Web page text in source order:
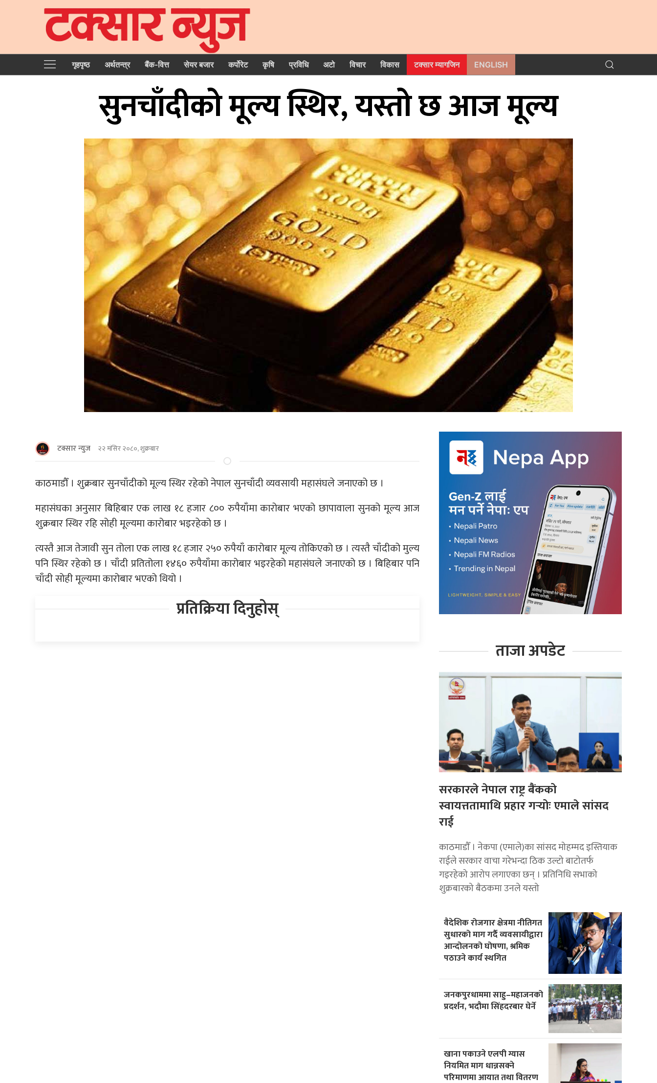
गृहपृष्‍ठ अर्थतन्त्र बैंक-वित्त सेयर बजार कर्पोरेट कृषि प्रविधि अटो विचार विकास टक्सार म्यागजिन ENGLISH
सुनचाँदीको मूल्य स्थिर, यस्तो छ आज मूल्य
टक्सार न्युज २२ मंसिर २०८०, शुक्रबार
काठमाडौँ । शुक्रबार सुनचाँदीको मूल्य स्थिर रहेको नेपाल सुनचाँदी व्यवसायी महासंघले जनाएको छ ।
महासंघका अनुसार बिहिबार एक लाख १८ हजार ८०० रुपैयाँमा कारोबार भएको छापावाला सुनको मूल्य आज
शुक्रबार स्थिर रहि सोही मूल्यमा कारोबार भइरहेको छ ।
त्यस्तै आज तेजावी सुन तोला एक लाख १८ हजार २५० रुपैयाँ कारोबार मूल्य तोकिएको छ । त्यस्तै चाँदीको मुल्य
पनि स्थिर रहेको छ । चाँदी प्रतितोला १४६० रुपैयाँमा कारोबार भइरहेको महासंघले जनाएको छ । बिहिबार पनि
चाँदी सोही मूल्यमा कारोबार भएको थियो ।
प्रतिक्रिया दिनुहोस्
ताजा अपडेट
सरकारले नेपाल राष्ट्र बैंकको
स्वायत्ततामाथि प्रहार गर्‍योः एमाले सांसद
राई
काठमाडाैँ । नेकपा (एमाले)का सांसद मोहम्मद इस्तियाक
राईले सरकार वाचा गरेभन्दा ठिक उल्टो बाटोतर्फ
गइरहेको आरोप लगाएका छन् । प्रतिनिधि सभाको
शुक्रबारको बैठकमा उनले यस्तो
वैदेशिक रोजगार क्षेत्रमा नीतिगत
सुधारको माग गर्दै व्यवसायीद्वारा
आन्दोलनको घोषणा, श्रमिक
पठाउने कार्य स्थगित
जनकपुरधाममा साहु–महाजनको
प्रदर्शन, भदौमा सिंहदरबार घेर्ने
खाना पकाउने एलपी ग्यास
नियमित माग धान्नसक्ने
परिमाणमा आयात तथा वितरण